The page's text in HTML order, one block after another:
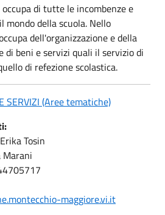
di tutte le incombenze e
mondo della scuola. Nello
dell'organizzazione e della
di beni e servizi quali il servizio di
di refezione scolastica.
SERVIZI (Aree tematiche)
Tosin
Marani
maggiore.vi.it